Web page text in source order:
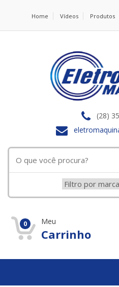
Home Vídeos Produtos
(28)
0 Meu
Carrinho